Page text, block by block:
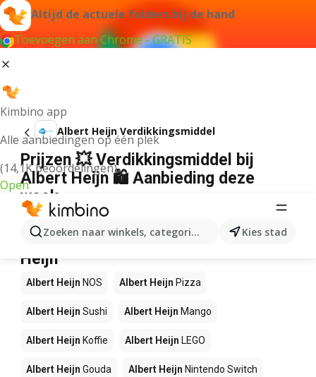
Altijd de actuele folders bij de hand
Toevoegen aan Chrome - GRATIS
Kimbino app
Alle aanbiedingen op één plek
(14,1K beoordelingen)
Open
Zoeken naar winkels, categorieën, producten...
Kies stad
Albert Heijn Verdikkingsmiddel
Prijzen 💥 Verdikkingsmiddel bij
Albert Heijn 🛍️ Aanbieding deze
week
Wij konden geen resultaten vinden voor die term.
Andere producten in winkels Albert
Heijn
Albert Heijn NOS Albert Heijn Pizza
Albert Heijn Sushi Albert Heijn Mango
Albert Heijn Koffie Albert Heijn LEGO
Albert Heijn Gouda Albert Heijn Nintendo Switch